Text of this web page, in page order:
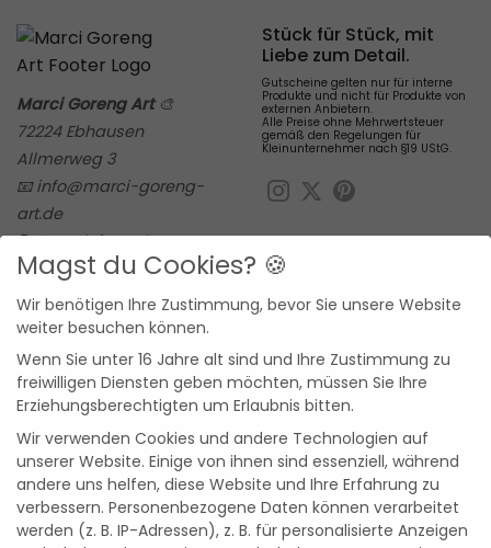
Marci Goreng Art🎨
72224 Ebhausen
Allmerweg 3
📧 info@marci-goreng-
art.de
📝Kontaktformular
Stück für Stück, mit
Liebe zum Detail.
Gutscheine gelten nur für interne
Produkte und nicht für Produkte von
externen Anbietern.
Alle Preise ohne Mehrwertsteuer
gemäß den Regelungen für
Kleinunternehmer nach §19 UStG.
Zahlungsarten
PayPalBank
Transfer
Cash
on
Pickup
Sicher einkaufen
Sichere Bezahlung
Verschlüsselung & Schutz
Deiner persönlichen Daten.
Magst du Cookies? 🍪
Wir benötigen Ihre Zustimmung, bevor Sie unsere Website
weiter besuchen können.
Wenn Sie unter 16 Jahre alt sind und Ihre Zustimmung zu
freiwilligen Diensten geben möchten, müssen Sie Ihre
Erziehungsberechtigten um Erlaubnis bitten.
Wir verwenden Cookies und andere Technologien auf
unserer Website. Einige von ihnen sind essenziell, während
andere uns helfen, diese Website und Ihre Erfahrung zu
verbessern. Personenbezogene Daten können verarbeitet
werden (z. B. IP-Adressen), z. B. für personalisierte Anzeigen